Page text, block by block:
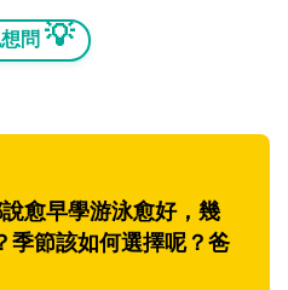
問 💡
愈早學游泳愈好，幾
季節該如何選擇呢？爸